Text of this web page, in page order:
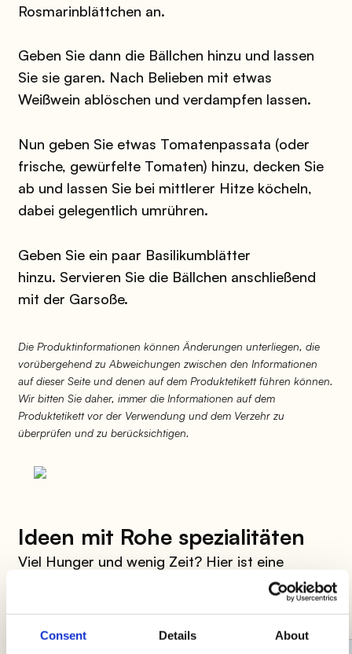
Consent Details About
Rosmarinblättchen an.
Geben Sie dann die Bällchen hinzu und lassen
Sie sie garen. Nach Belieben mit etwas
Weißwein ablöschen und verdampfen lassen.
Nun geben Sie etwas Tomatenpassata (oder
frische, gewürfelte Tomaten) hinzu, decken Sie
ab und lassen Sie bei mittlerer Hitze köcheln,
dabei gelegentlich umrühren.
Geben Sie ein paar Basilikumblätter
hinzu. Servieren Sie die Bällchen anschließend
mit der Garsoße.
Die Produktinformationen können Änderungen unterliegen, die
vorübergehend zu Abweichungen zwischen den Informationen
auf dieser Seite und denen auf dem Produktetikett führen können.
Wir bitten Sie daher, immer die Informationen auf dem
Produktetikett vor der Verwendung und dem Verzehr zu
überprüfen und zu berücksichtigen.
Ideen mit Rohe spezialitäten
Viel Hunger und wenig Zeit? Hier ist eine
Auswahl an Rezepten, um dir das Leben in der